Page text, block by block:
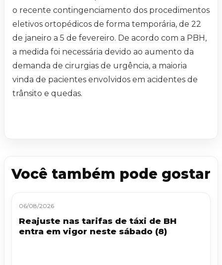
o recente contingenciamento dos procedimentos
eletivos ortopédicos de forma temporária, de 22
de janeiro a 5 de fevereiro. De acordo com a PBH,
a medida foi necessária devido ao aumento da
demanda de cirurgias de urgência, a maioria
vinda de pacientes envolvidos em acidentes de
trânsito e quedas.
Você também pode gostar
06/08/2026
Reajuste nas tarifas de táxi de BH
entra em vigor neste sábado (8)